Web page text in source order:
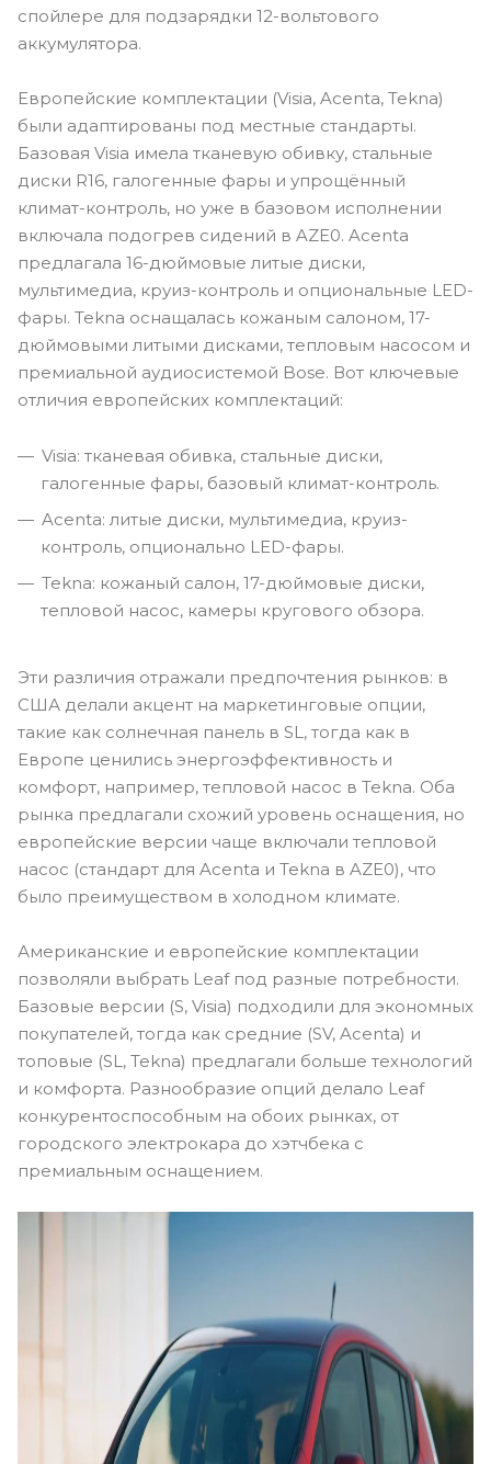
спойлере для подзарядки 12-вольтового
аккумулятора.
Европейские комплектации (Visia, Acenta, Tekna)
были адаптированы под местные стандарты.
Базовая Visia имела тканевую обивку, стальные
диски R16, галогенные фары и упрощённый
климат-контроль, но уже в базовом исполнении
включала подогрев сидений в AZE0. Acenta
предлагала 16-дюймовые литые диски,
мультимедиа, круиз-контроль и опциональные LED-
фары. Tekna оснащалась кожаным салоном, 17-
дюймовыми литыми дисками, тепловым насосом и
премиальной аудиосистемой Bose. Вот ключевые
отличия европейских комплектаций:
Visia: тканевая обивка, стальные диски,
галогенные фары, базовый климат-контроль.
Acenta: литые диски, мультимедиа, круиз-
контроль, опционально LED-фары.
Tekna: кожаный салон, 17-дюймовые диски,
тепловой насос, камеры кругового обзора.
Эти различия отражали предпочтения рынков: в
США делали акцент на маркетинговые опции,
такие как солнечная панель в SL, тогда как в
Европе ценились энергоэффективность и
комфорт, например, тепловой насос в Tekna. Оба
рынка предлагали схожий уровень оснащения, но
европейские версии чаще включали тепловой
насос (стандарт для Acenta и Tekna в AZE0), что
было преимуществом в холодном климате.
Американские и европейские комплектации
позволяли выбрать Leaf под разные потребности.
Базовые версии (S, Visia) подходили для экономных
покупателей, тогда как средние (SV, Acenta) и
топовые (SL, Tekna) предлагали больше технологий
и комфорта. Разнообразие опций делало Leaf
конкурентоспособным на обоих рынках, от
городского электрокара до хэтчбека с
премиальным оснащением.